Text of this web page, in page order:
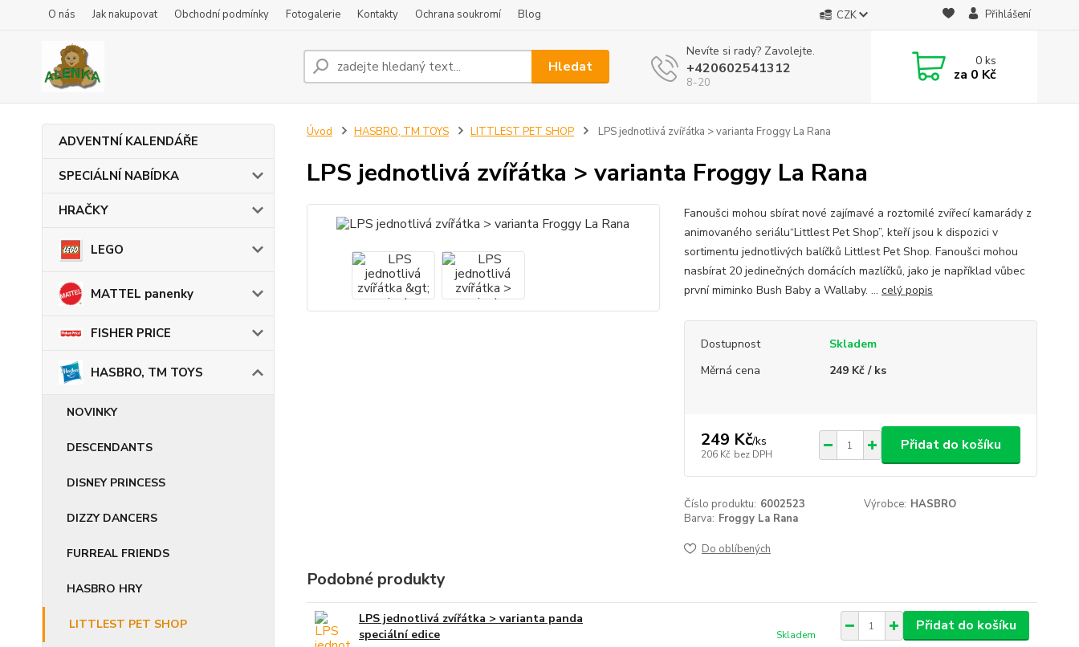
O nás Jak nakupovat Obchodní podmínky Fotogalerie Kontakty Ochrana soukromí Blog CZK Přihlášení
Hledat
Nevíte si rady? Zavolejte.
+420602541312
8-20
0ks
za 0 Kč
ADVENTNÍ KALENDÁŘE
SPECIÁLNÍ NABÍDKA
HRAČKY
LEGO
MATTEL panenky
FISHER PRICE
HASBRO, TM TOYS
NOVINKY
DESCENDANTS
DISNEY PRINCESS
DIZZY DANCERS
FURREAL FRIENDS
HASBRO HRY
LITTLEST PET SHOP
Úvod HASBRO, TM TOYS LITTLEST PET SHOP LPS jednotlivá zvířátka > varianta Froggy La Rana
LPS jednotlivá zvířátka > varianta Froggy La Rana
Fanoušci mohou sbírat nové zajímavé a roztomilé zvířecí kamarády z
animovaného seriálu“Littlest Pet Shop”, kteří jsou k dispozici v
sortimentu jednotlivých balíčků Littlest Pet Shop. Fanoušci mohou
nasbírat 20 jedinečných domácích mazlíčků, jako je například vůbec
první miminko Bush Baby a Wallaby. ... celý popis
Dostupnost
Skladem
Měrná cena
249 Kč / ks
249 Kč/ks
206 Kč bez DPH
Přidat do košíku
Číslo produktu: 6002523 Výrobce: HASBRO
Barva: Froggy La Rana
Do oblíbených
Podobné produkty
LPS jednotlivá zvířátka > varianta panda
speciální edice
Skladem
Přidat do košíku